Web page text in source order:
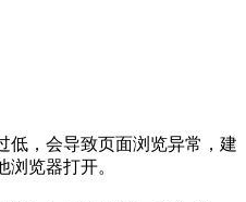
低，会导致页面浏览异常，建
览器打开。